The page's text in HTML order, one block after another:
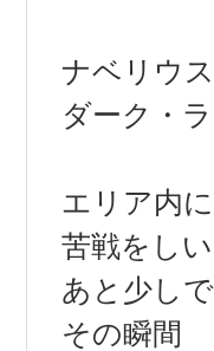
ナベリウ
ダーク・
エリア内
苦戦をし
あと少し
その瞬間